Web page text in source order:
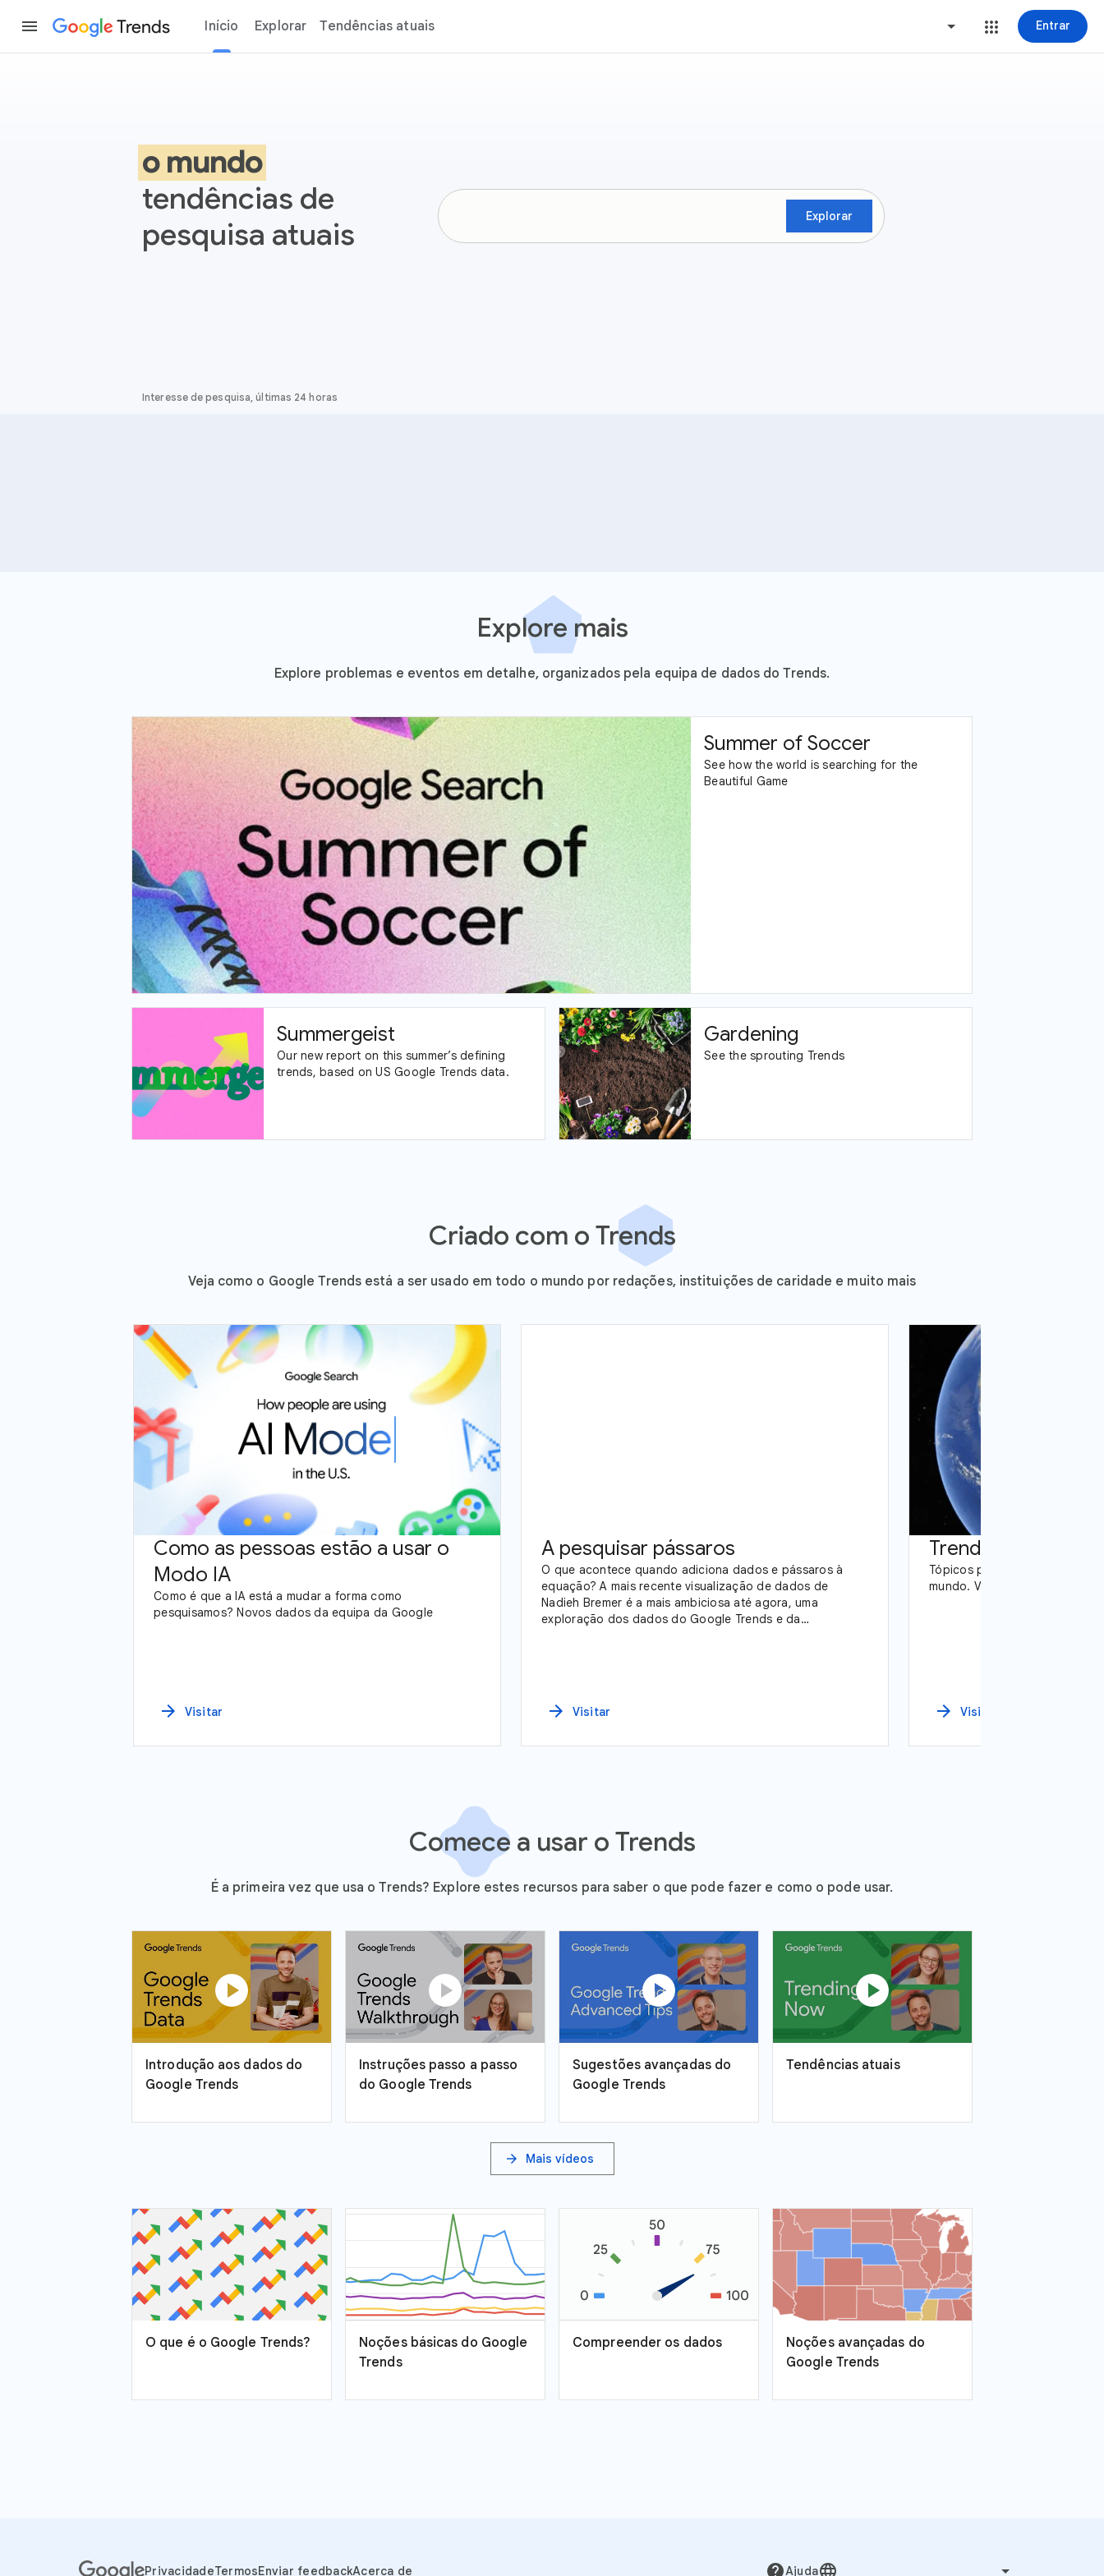
Trends Início Explorar Tendências atuais Entrar
o mundo
tendências de
pesquisa atuais
Interesse de pesquisa, últimas 24 horas
Explorar
Explore mais
Explore problemas e eventos em detalhe, organizados pela equipa de dados do Trends.
Summer of Soccer
See how the world is searching for the
Beautiful Game
Summergeist
Our new report on this summer’s defining
trends, based on US Google Trends data.
Gardening
See the sprouting Trends
Criado com o Trends
Veja como o Google Trends está a ser usado em todo o mundo por redações, instituições de caridade e muito mais
Como as pessoas estão a usar o
Modo IA
Como é que a IA está a mudar a forma como
pesquisamos? Novos dados da equipa da Google
arrow_forward Visitar
A pesquisar pássaros
O que acontece quando adiciona dados e pássaros à
equação? A mais recente visualização de dados de
Nadieh Bremer é a mais ambiciosa até agora, uma
exploração dos dados do Google Trends e da
arrow_forward Visitar
Trends TV
Tópicos populares neste
mundo. Veja-os com a nossa
arrow_forward Visitar
Comece a usar o Trends
É a primeira vez que usa o Trends? Explore estes recursos para saber o que pode fazer e como o pode usar.
play_circle
Introdução aos dados do
Google Trends
play_circle
Instruções passo a passo
do Google Trends
play_circle
Sugestões avançadas do
Google Trends
play_circle
Tendências atuais
arrow_forward Mais vídeos
O que é o Google Trends?
Noções básicas do Google
Trends
Compreender os dados
Noções avançadas do
Google Trends
PrivacidadeTermosEnviar feedbackAcerca de helpAjudalanguage